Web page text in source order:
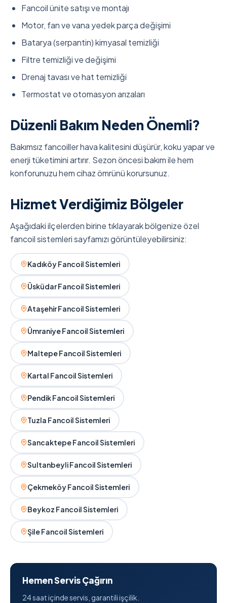
Fancoil ünite satışı ve montajı
Motor, fan ve vana yedek parça değişimi
Batarya (serpantin) kimyasal temizliği
Filtre temizliği ve değişimi
Drenaj tavası ve hat temizliği
Termostat ve otomasyon arızaları
Düzenli Bakım Neden Önemli?
Bakımsız fancoiller hava kalitesini düşürür, koku yapar ve
enerji tüketimini artırır. Sezon öncesi bakım ile hem
konforunuzu hem cihaz ömrünü korursunuz.
Hizmet Verdiğimiz Bölgeler
Aşağıdaki ilçelerden birine tıklayarak bölgenize özel
fancoil sistemleri sayfamızı görüntüleyebilirsiniz:
Kadıköy Fancoil Sistemleri
Üsküdar Fancoil Sistemleri
Ataşehir Fancoil Sistemleri
Ümraniye Fancoil Sistemleri
Maltepe Fancoil Sistemleri
Kartal Fancoil Sistemleri
Pendik Fancoil Sistemleri
Tuzla Fancoil Sistemleri
Sancaktepe Fancoil Sistemleri
Sultanbeyli Fancoil Sistemleri
Çekmeköy Fancoil Sistemleri
Beykoz Fancoil Sistemleri
Şile Fancoil Sistemleri
Hemen Servis Çağırın
24 saat içinde servis, garantili işçilik.